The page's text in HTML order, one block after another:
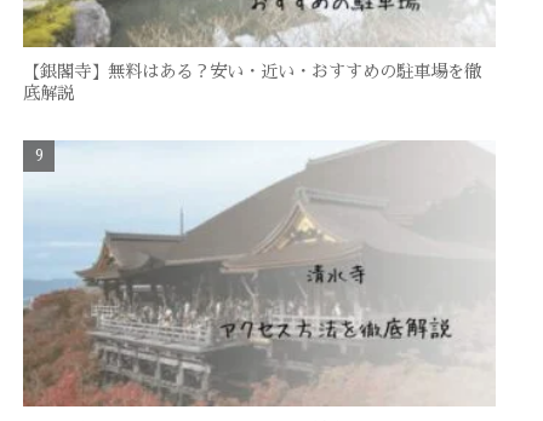
【銀閣寺】無料はある？安い・近い・おすすめの駐車場を徹
底解説